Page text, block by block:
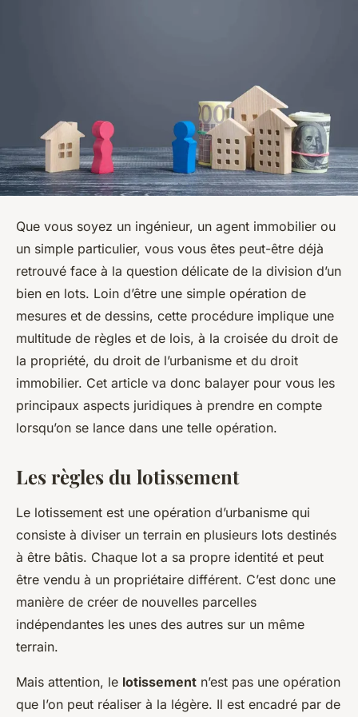
Que vous soyez un ingénieur, un agent immobilier ou
un simple particulier, vous vous êtes peut-être déjà
retrouvé face à la question délicate de la division d’un
bien en lots. Loin d’être une simple opération de
mesures et de dessins, cette procédure implique une
multitude de règles et de lois, à la croisée du droit de
la propriété, du droit de l’urbanisme et du droit
immobilier. Cet article va donc balayer pour vous les
principaux aspects juridiques à prendre en compte
lorsqu’on se lance dans une telle opération.
Les règles du lotissement
Le lotissement est une opération d’urbanisme qui
consiste à diviser un terrain en plusieurs lots destinés
à être bâtis. Chaque lot a sa propre identité et peut
être vendu à un propriétaire différent. C’est donc une
manière de créer de nouvelles parcelles
indépendantes les unes des autres sur un même
terrain.
Mais attention, le lotissement n’est pas une opération
que l’on peut réaliser à la légère. Il est encadré par de